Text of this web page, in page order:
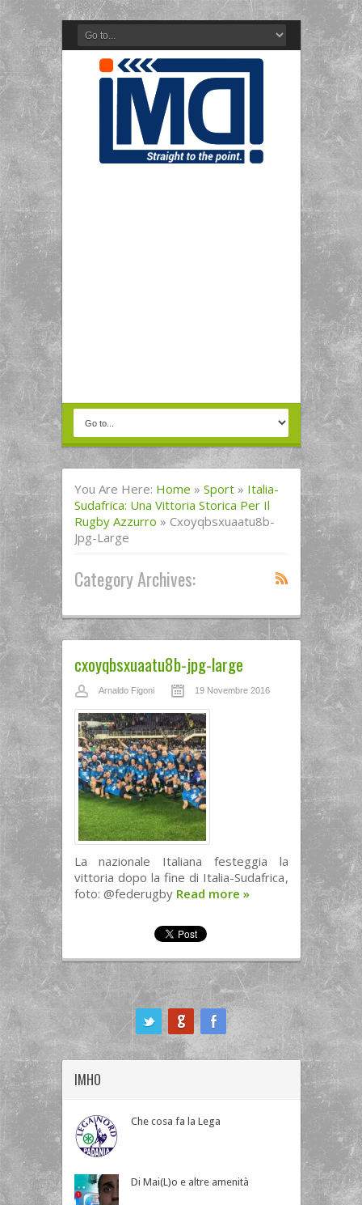
You Are Here: Home » Sport » Italia-
Sudafrica: Una Vittoria Storica Per Il
Rugby Azzurro » Cxoyqbsxuaatu8b-
Jpg-Large
Category Archives:
cxoyqbsxuaatu8b-jpg-large
Arnaldo Figoni 19 Novembre 2016
La nazionale Italiana festeggia la
vittoria dopo la fine di Italia-Sudafrica,
foto: @federugby Read more »
IMHO
Che cosa fa la Lega
Di Mai(L)o e altre amenità